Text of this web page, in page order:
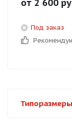
от 2 600
Под заказ